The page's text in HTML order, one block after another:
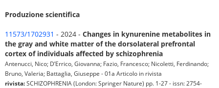
Produzione scientifica
11573/1702931 - 2024 - Changes in kynurenine metabolites in
the gray and white matter of the dorsolateral prefrontal
cortex of individuals affected by schizophrenia
Antenucci, Nico; D’Errico, Giovanna; Fazio, Francesco; Nicoletti, Ferdinando;
Bruno, Valeria; Battaglia, Giuseppe - 01a Articolo in rivista
rivista:SCHIZOPHRENIA (London: Springer Nature) pp. 1-27 - issn: 2754-